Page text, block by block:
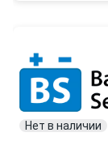
Нет в наличии